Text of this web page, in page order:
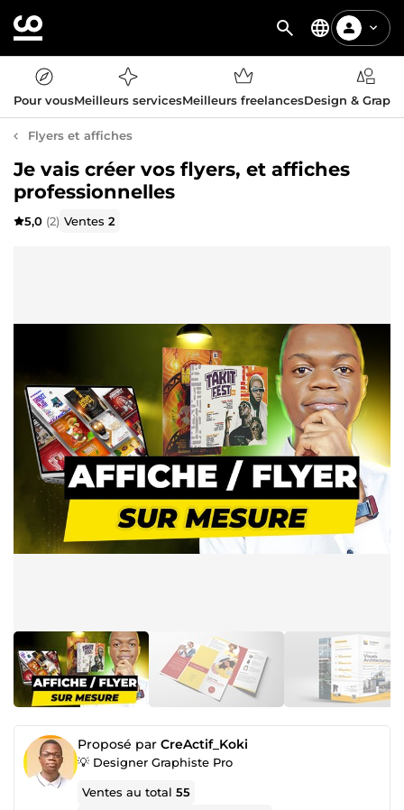
Pour vousMeilleurs servicesMeilleurs freelancesDesign &
Flyers et affiches
Je vais créer vos flyers, et affiches
professionnelles
5,0 (2) Ventes2
Proposé par CreActif_Koki
💡 Designer Graphiste Pro
Ventes au total55